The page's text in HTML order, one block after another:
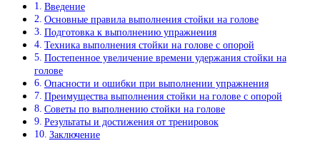
Введение
Основные правила выполнения стойки на голове
Подготовка к выполнению упражнения
Техника выполнения стойки на голове с опорой
Постепенное увеличение времени удержания стойки на
голове
Опасности и ошибки при выполнении упражнения
Преимущества выполнения стойки на голове с опорой
Советы по выполнению стойки на голове
Результаты и достижения от тренировок
Заключение